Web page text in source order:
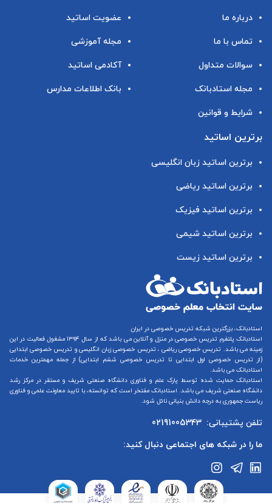
درباره ما
تماس با ما
سوالات متداول
مجله استادبانک
شرایط و قوانین
عضویت اساتید
مجله آموزشی
آکادمی اساتید
بانک اطلاعات مدارس
برترین اساتید
برترین اساتید زبان انگلیسی
برترین اساتید ریاضی
برترین اساتید فیزیک
برترین اساتید شیمی
برترین اساتید زیست
استادبانک، بزرگترین شبکه تدریس خصوصی در ایران
استادبانک پلتفرم تدریس خصوصی در منزل و آنلاین
می باشد که از سال ۱۳۹۴ مشغول فعالیت در این
زمینه می باشد. تدریس خصوصی ریاضی ، تدریس خصوصی زبان انگلیسیو تدریس خصوصی ابتدایی
(از تدریس خصوصی اول ابتدایی تا تدریس خصوصی ششم ابتدایی) از جمله مهمترین خدمات
استادبانک می باشد.
استادبانک حمایت شده توسط پارک علم و فناوری دانشگاه صنعتی شریف و مستقر در مرکز رشد
دانشگاه صنعتی شریف می باشد. استادبانک مفتخر است که توانسته، با تایید معاونت علمی و فناوری
ریاست جمهوری به درجه دانش بنیانی نائل شود.
تلفن پشتیبانی: 02191005343
ما را در شبکه های اجتماعی دنبال کنید: